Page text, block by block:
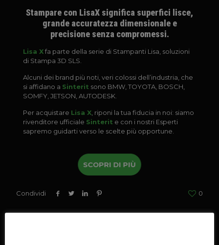
Stampare con LisaX significa superfici lisce,
grande accuratezza dimensionale e
precisione senza compromessi.
Lisa Xfa parte della serie di Stampanti Lisa, soluzioni
di Stampa 3D SLS.
Alcuni dei brand più noti, veri colossi dell’industria, che
si affidano a Sinterit sono BMW, TOYOTA, BOSCH,
SOMFY, JETSON, AUTODESK.
Per acquistare Lisa X, riponi la tua fiducia in noi: siamo
rivenditore ufficiale Sinterit e con i nostri Esperti
sapremo guidarti verso le scelte più opportune.
SCOPRI DI PIÙ
Condividi 0